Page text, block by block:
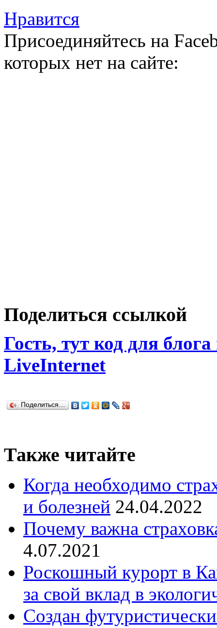
Нравится
Присоединяйтесь на
которых нет на сайте:
Поделиться ссылкой
Гость, тут код для
LiveInternet
Поделиться…
Также читайте
Когда необходимо
и болезней 24.04.2022
Почему важна
4.07.2021
Роскошный курорт в
за свой вклад в
Создан